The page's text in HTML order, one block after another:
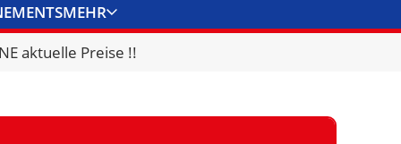
MEHR
KONTAKT
aktuelle Preise !!